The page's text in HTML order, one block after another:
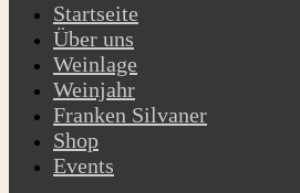
Startseite
Über uns
Weinlage
Weinjahr
Franken Silvaner
Shop
Events